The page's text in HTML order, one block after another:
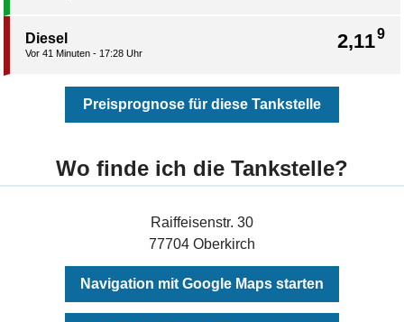
2,119
Diesel
Vor 41 Minuten - 17:28 Uhr
Preisprognose für diese Tankstelle
Wo finde ich die Tankstelle?
Raiffeisenstr. 30
77704 Oberkirch
Navigation mit Google Maps starten